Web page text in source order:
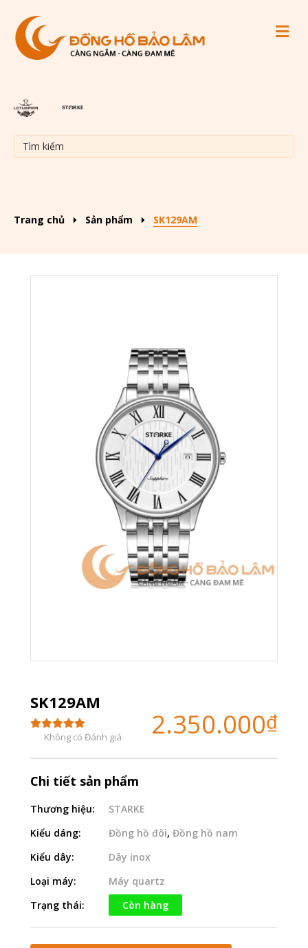
Trang chủ Sản phẩm SK129AM
SK129AM
Không có Đánh giá 2.350.000₫
Chi tiết sản phẩm
Thương hiệu:
STARKE
Kiểu dáng:
Đồng hồ đôi, Đồng hồ nam
Kiểu dây:
Dây inox
Loại máy:
Máy quartz
Trạng thái:
Còn hàng